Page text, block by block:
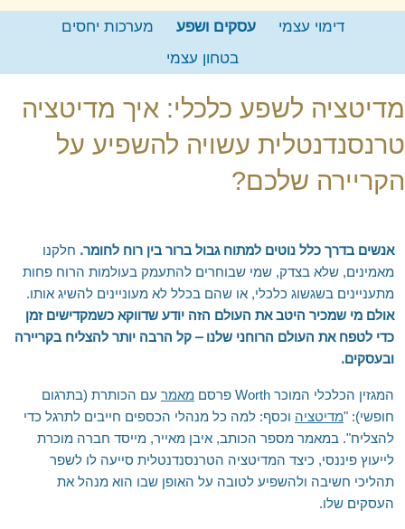
המלצה לספר – העוצמה שבשקט
המלצה לספר – מדע ההוויה ואומנות החיים
לימוד מדיטציה טרנסנדנטלית בארגונים
מלגה ללימוד נפגעי מלחמת "חרבות ברזל"
חדרה, פרדס חנה וחוף הכרמל
נתניה – כפר יונה
כפר סבא
רחובות וראשל"צ
מודיעין
טבעון והעמקים
טבריה ועמק הירדן
ראש פינה, אצבע הגליל והגולן
אילת והערבה
השומרון
מפורסמים מרחבי העולםצור קשר
'סגור תפריט'
דימוי עצמי עסקים ושפע
מערכות יחסים
בטחון עצמי
מדיטציה לשפע כלכלי: איך מדיטציה
טרנסנדנטלית עשויה להשפיע על
הקריירה שלכם?
אנשים בדרך כלל נוטים למתוח גבול ברור בין רוח לחומר. חלקנו
מאמינים, שלא בצדק, שמי שבוחרים להתעמק בעולמות הרוח פחות
מתעניינים בשגשוג כלכלי, או שהם בכלל לא מעוניינים להשיג אותו.
אולם מי שמכיר היטב את העולם הזה יודע שדווקא כשמקדישים זמן
כדי לטפח את העולם הרוחני שלנו – קל הרבה יותר להצליח בקריירה
ובעסקים.
המגזין הכלכלי המוכר Worth פרסם מאמר עם הכותרת (בתרגום
חופשי): "מדיטציה וכסף: למה כל מנהלי הכספים חייבים לתרגל כדי
להצליח". במאמר מספר הכותב, איבן מאייר, מייסד חברה מוכרת
לייעוץ פיננסי, כיצד המדיטציה הטרנסנדנטלית סייעה לו לשפר
תהליכי חשיבה ולהשפיע לטובה על האופן שבו הוא מנהל את
העסקים שלו.